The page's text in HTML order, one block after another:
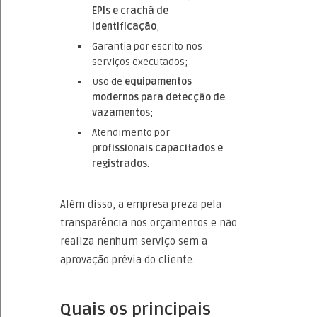
EPIs e crachá de
identificação;
Garantia por escrito nos
serviços executados;
Uso de equipamentos
modernos para detecção de
vazamentos;
Atendimento por
profissionais capacitados e
registrados.
Além disso, a empresa preza pela
transparência nos orçamentos e não
realiza nenhum serviço sem a
aprovação prévia do cliente.
Quais os principais